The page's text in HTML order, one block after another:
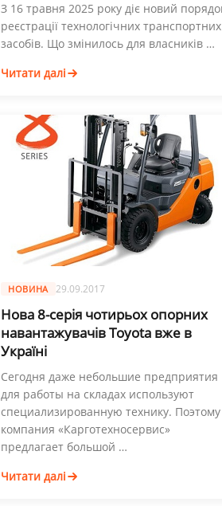
З 16 травня 2025 року діє новий
реєстрації технологічних транспортних
засобів. Що змінилось для власників …
Читати далі
НОВИНА 29.09.2017
Нова 8-серія чотирьох опорних
навантажувачів Toyota вже в
Україні
Сегодня даже небольшие предприятия
для работы на складах используют
специализированную технику. Поэтому
компания «Карготехносервис»
предлагает большой …
Читати далі